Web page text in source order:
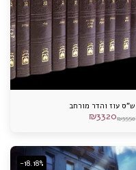
ש"ס עוז והדר מורחב
₪3550
₪3320
-18.18%